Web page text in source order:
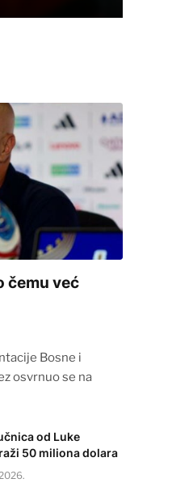
čemu već
Bosne i
osvrnuo se na
od Luke
50 miliona dolara